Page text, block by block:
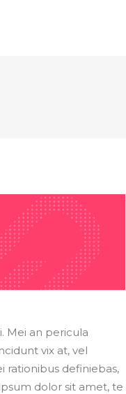
Mei an pericula
vix at, vel
rationibus definiebas,
dolor sit amet, te